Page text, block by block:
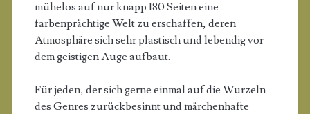
mühelos auf nur knapp 180 Seiten eine
farbenprächtige Welt zu erschaffen, deren
Atmosphäre sich sehr plastisch und lebendig vor
dem geistigen Auge aufbaut.
Für jeden, der sich gerne einmal auf die Wurzeln
des Genres zurückbesinnt und märchenhafte